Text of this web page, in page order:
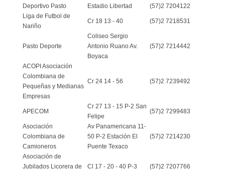
Deportivo Pasto Estadio Libertad
(57)2 7204122
Liga de Futbol de
Nariño
Cr 18 13 - 40 (57)2 7218531
Pasto Deporte
Coliseo Sergio
Antonio Ruano Av.
Boyaca
(57)2 7214442
ACOPI Asociación
Colombiana de
Pequeñas y Medianas
Empresas
Cr 24 14 - 56 (57)2 7239492
APECOM
Cr 27 13 - 15 P-2 San
Felipe
(57)2 7299483
Asociación
Colombiana de
Camioneros
Av Panamericana 11-
50 P-2 Estación El
Puente Texaco
(57)2 7214230
Asociación de
Jubilados Licorera de
Cl 17 - 20 - 40 P-3 (57)2 7207766